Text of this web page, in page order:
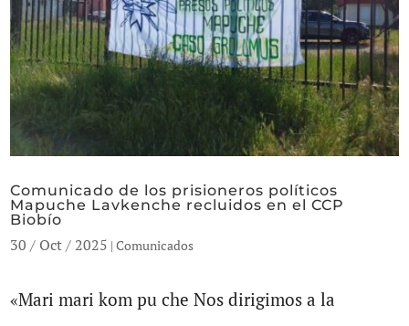
Comunicado de los prisioneros políticos
Mapuche Lavkenche recluidos en el CCP
Biobío
30 / Oct / 2025 |Comunicados
«Mari mari kom pu che Nos dirigimos a la